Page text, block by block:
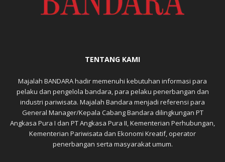
TENTANG KAMI
Majalah BANDARA hadir memenuhi kebutuhan informasi para
pelaku dan pengelola bandara, para pelaku penerbangan dan
industri pariwisata. Majalah Bandara menjadi referensi para
General Manager/Kepala Cabang Bandara dilingkungan PT
Angkasa Pura I dan PT Angkasa Pura II, Kementerian Perhubungan,
Kementerian Pariwisata dan Ekonomi Kreatif, operator
penerbangan serta masyarakat umum.